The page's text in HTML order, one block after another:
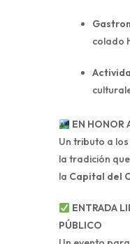
colado
EN HONOR
Un tributo a
la tradición
la Capital del
ENTRADA
PÚBLICO